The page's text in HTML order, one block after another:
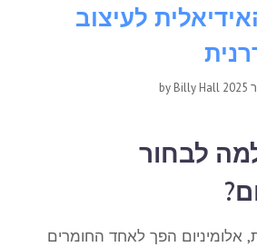
לעיצוב
by
Billy Hall
לבחור
אלומיניום הפך לאחד החומרים